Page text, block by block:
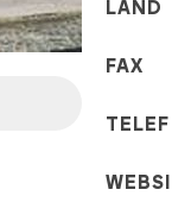
LAND
FAX